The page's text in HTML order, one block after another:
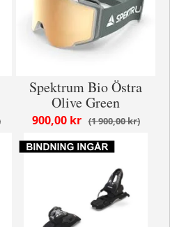
Spektrum Bio Östra
Olive Green
1 900,00 kr
900,00 kr